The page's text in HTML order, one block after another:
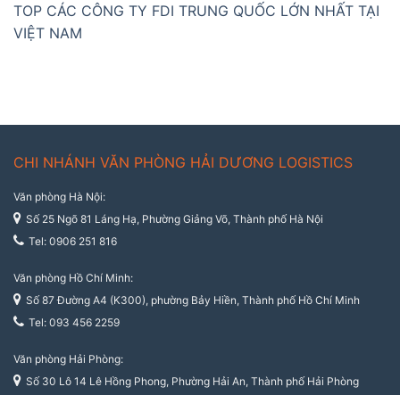
TOP CÁC CÔNG TY FDI TRUNG QUỐC LỚN NHẤT TẠI
VIỆT NAM
CHI NHÁNH VĂN PHÒNG HẢI DƯƠNG LOGISTICS
Văn phòng Hà Nội:
Số 25 Ngõ 81 Láng Hạ, Phường Giảng Võ, Thành phố Hà Nội
Tel: 0906 251 816
Văn phòng Hồ Chí Minh:
Số 87 Đường A4 (K300), phường Bảy Hiền, Thành phố Hồ Chí Minh
Tel: 093 456 2259
Văn phòng Hải Phòng:
Số 30 Lô 14 Lê Hồng Phong, Phường Hải An, Thành phố Hải Phòng